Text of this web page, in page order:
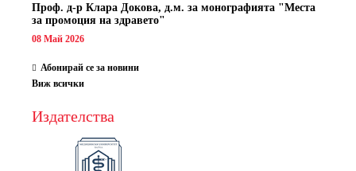
Проф. д-р Клара Докова, д.м. за монографията "Места
за промоция на здравето"
08 Май 2026
Абонирай се за новини
Виж всички
Издателства